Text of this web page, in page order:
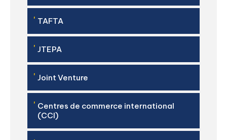
' TAFTA
' JTEPA
' Joint Venture
' Centres de commerce international
(CCI)